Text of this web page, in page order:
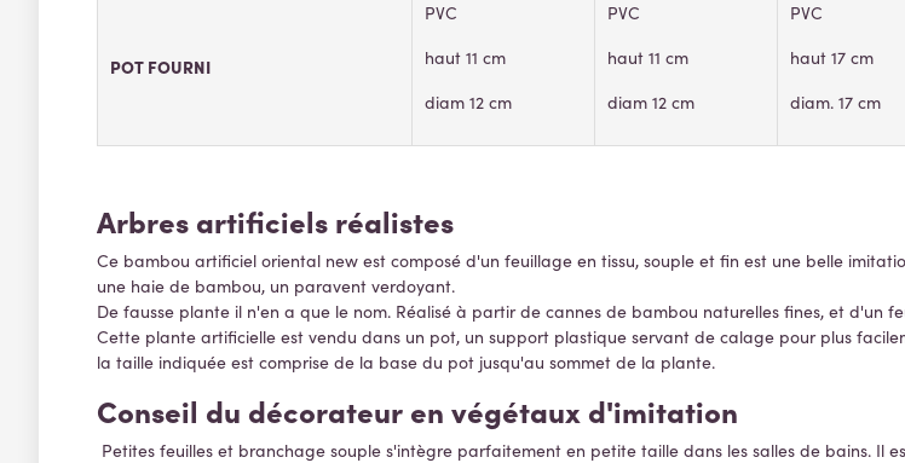
POT FOURNI
PVC
haut 11 cm
diam 12 cm
PVC
haut 11 cm
diam 12 cm
PVC
haut 17 cm
diam. 17 cm
Arbres artificiels réalistes
Ce bambou artificiel oriental new est composé d'un feuillage en tissu, souple et fin est une belle
une haie de bambou, un paravent verdoyant.
De fausse plante il n'en a que le nom. Réalisé à partir de cannes de bambou naturelles fines, et d'un
Cette plante artificielle est vendu dans un pot, un support plastique servant de calage pour plus
la taille indiquée est comprise de la base du pot jusqu'au sommet de la plante.
Conseil du décorateur en végétaux d'imitation
Petites feuilles et branchage souple s'intègre parfaitement en petite taille dans les salles de bains. Il